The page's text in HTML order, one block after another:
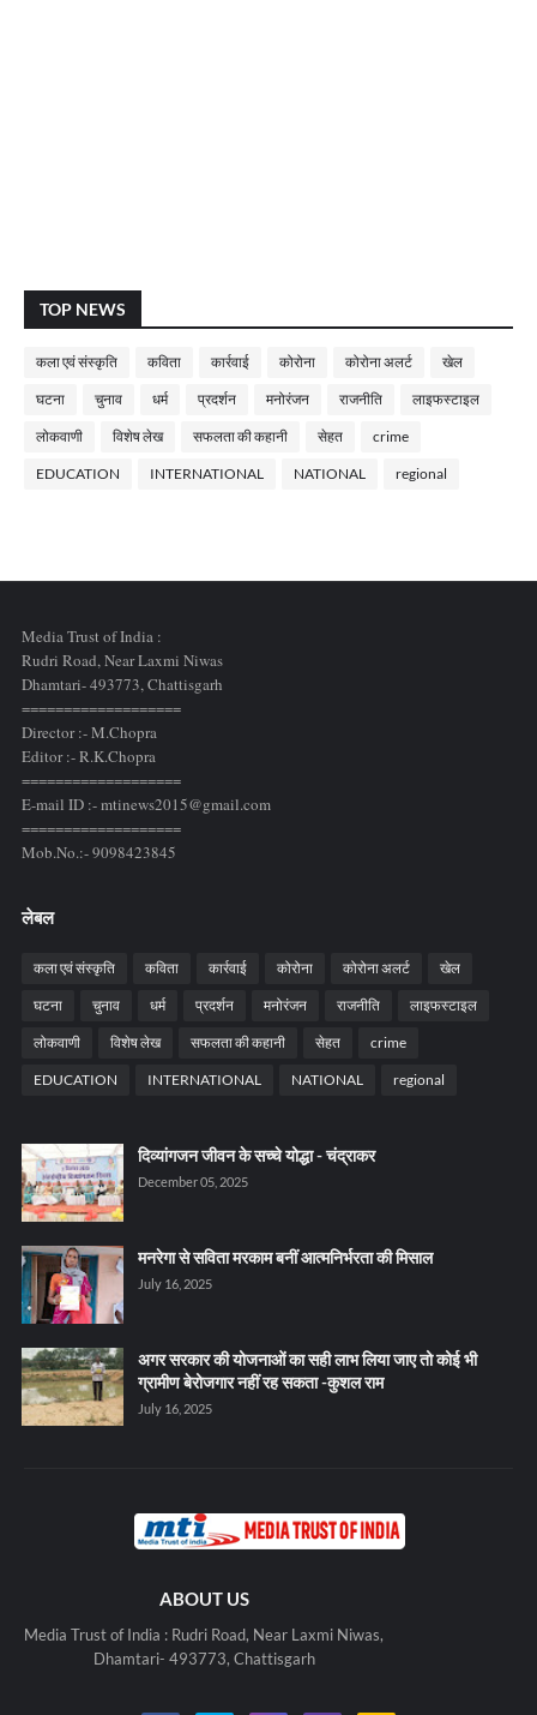
TOP NEWS
कला एवं संस्कृति कविता कार्रवाई कोरोना कोरोना अलर्ट खेल
घटना चुनाव धर्म प्रदर्शन मनोरंजन राजनीति लाइफस्टाइल
लोकवाणी विशेष लेख सफलता की कहानी सेहत crime
EDUCATION INTERNATIONAL NATIONAL regional
Media Trust of India :
Rudri Road, Near Laxmi Niwas
Dhamtari- 493773,Chattisgarh
===================
Director :- M.Chopra
Editor :- R.K.Chopra
===================
E-mail ID :- mtinews2015@gmail.com
===================
Mob.No.:- 9098423845
लेबल
कला एवं संस्कृति कविता कार्रवाई कोरोना कोरोना अलर्ट खेल
घटना चुनाव धर्म प्रदर्शन मनोरंजन राजनीति लाइफस्टाइल
लोकवाणी विशेष लेख सफलता की कहानी सेहत crime
EDUCATION INTERNATIONAL NATIONAL regional
दिव्यांगजन जीवन के सच्चे योद्धा - चंद्राकर
December 05, 2025
मनरेगा से सविता मरकाम बनीं आत्मनिर्भरता की मिसाल
July 16, 2025
अगर सरकार की योजनाओं का सही लाभ लिया जाए तो कोई भी
ग्रामीण बेरोजगार नहीं रह सकता -कुशल राम
July 16, 2025
ABOUT US
Media Trust of India : Rudri Road, Near Laxmi Niwas,
Dhamtari- 493773, Chattisgarh